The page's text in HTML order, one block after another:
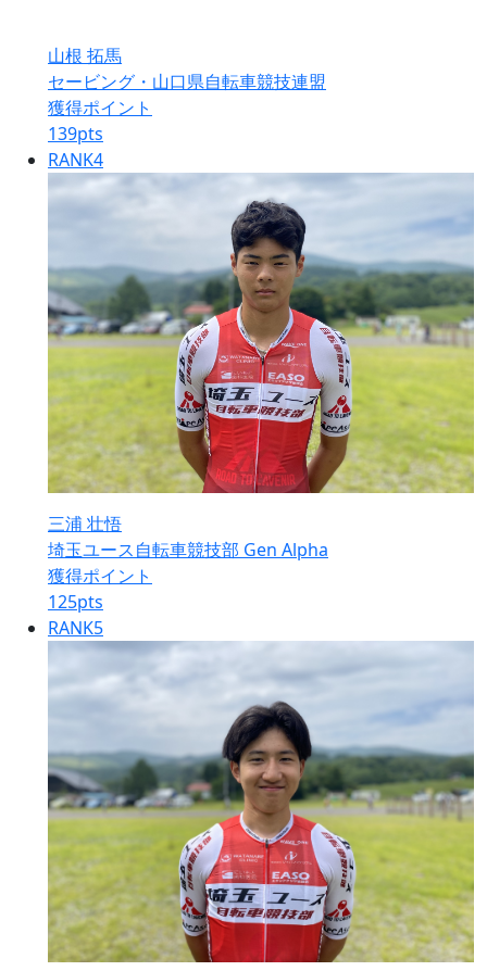
山根 拓馬
セービング・山口県自転車競技連盟
獲得ポイント
139pts
RANK4
三浦 壮悟
埼玉ユース自転車競技部 Gen Alpha
獲得ポイント
125pts
RANK5